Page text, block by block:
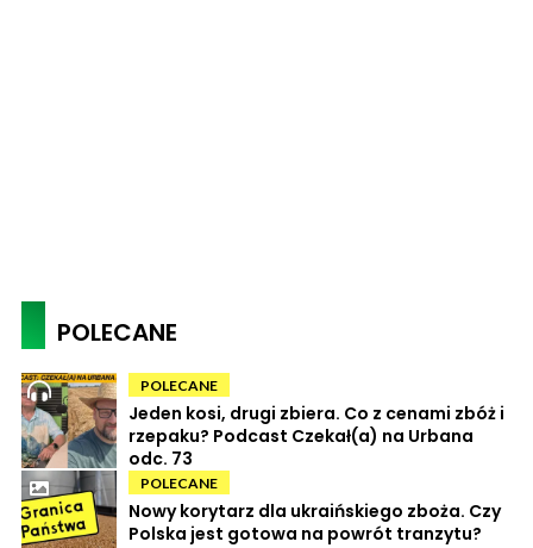
POLECANE
POLECANE
Jeden kosi, drugi zbiera. Co z cenami zbóż i
rzepaku? Podcast Czekał(a) na Urbana
odc. 73
POLECANE
Nowy korytarz dla ukraińskiego zboża. Czy
Polska jest gotowa na powrót tranzytu?